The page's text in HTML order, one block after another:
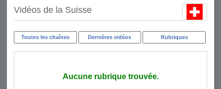
Vidéos de la Suisse
Toutes les chaînes Dernières vidéos Rubriques
Aucune rubrique trouvée.